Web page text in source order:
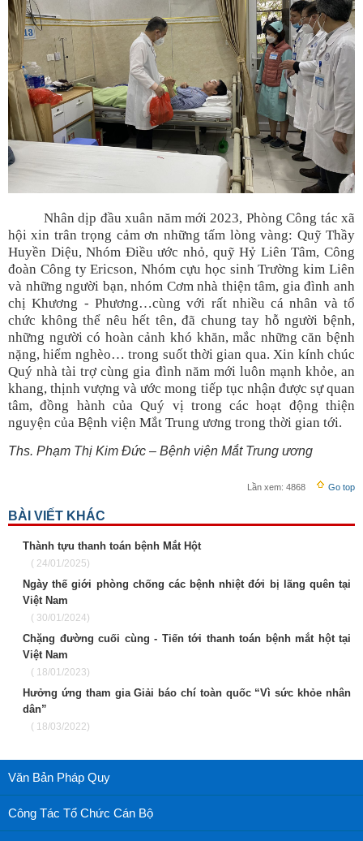
Nhân dịp đầu xuân năm mới 2023, Phòng Công tác xã
hội xin trân trọng cảm ơn những tấm lòng vàng: Quỹ Thầy
Huyền Diệu, Nhóm Điều ước nhỏ, quỹ Hỷ Liên Tâm, Công
đoàn Công ty Ericson, Nhóm cựu học sinh Trường kim Liên
và những người bạn, nhóm Cơm nhà thiện tâm, gia đình anh
chị Khương - Phương…cùng với rất nhiều cá nhân và tổ
chức không thể nêu hết tên, đã chung tay hỗ người bệnh,
những người có hoàn cảnh khó khăn, mắc những căn bệnh
nặng, hiểm nghèo… trong suốt thời gian qua. Xin kính chúc
Quý nhà tài trợ cùng gia đình năm mới luôn mạnh khỏe, an
khang, thịnh vượng và ước mong tiếp tục nhận được sự quan
tâm, đồng hành của Quý vị trong các hoạt động thiện
nguyện của Bệnh viện Mắt Trung ương trong thời gian tới.
Ths. Phạm Thị Kim Đức – Bệnh viện Mắt Trung ương
Lần xem: 4868 Go top
BÀI VIẾT KHÁC
Thành tựu thanh toán bệnh Mắt Hột
( 24/01/2025)
Ngày thế giới phòng chống các bệnh nhiệt đới bị lãng quên tại
Việt Nam
( 30/01/2024)
Chặng đường cuối cùng - Tiến tới thanh toán bệnh mắt hột tại
Việt Nam
( 18/01/2023)
Hưởng ứng tham gia Giải báo chí toàn quốc “Vì sức khỏe nhân
dân”
( 18/03/2022)
Văn Bản Pháp Quy
Công Tác Tổ Chức Cán Bộ